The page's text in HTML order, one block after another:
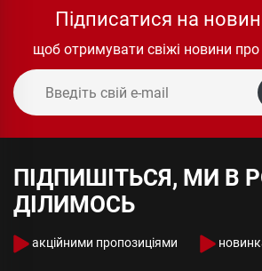
Підписатися на
щоб отримувати свіжі новини про
ПІДПИШІТЬСЯ, МИ В
ДІЛИМОСЬ
акційними пропозиціями